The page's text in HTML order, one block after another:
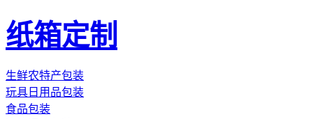
纸箱定制
生鲜农特产包装
玩具日用品包装
食品包装